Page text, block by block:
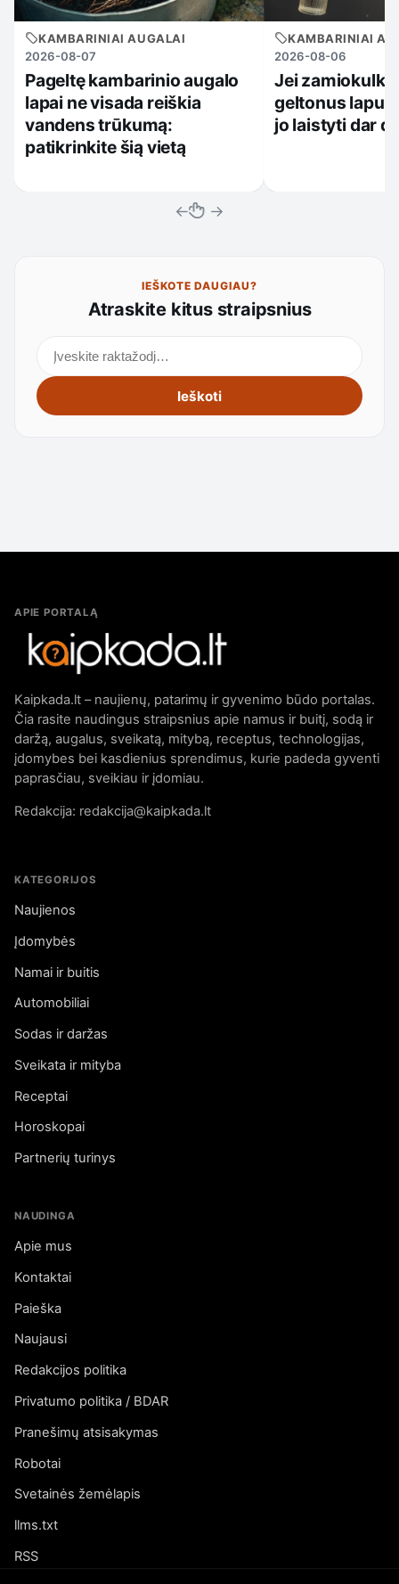
KAMBARINIAI AUGALAI
2026-08-07
Pageltę kambarinio augalo
lapai ne visada reiškia
vandens trūkumą:
patikrinkite šią vietą
KAMBARINIAI
2026-08-06
Jei
geltonus
jo laistyti dar
← →
IEŠKOTE DAUGIAU?
Atraskite kitus straipsnius
Ieškoti
APIE PORTALĄ
Kaipkada.lt – naujienų, patarimų ir gyvenimo būdo portalas.
Čia rasite naudingus straipsnius apie namus ir buitį, sodą ir
daržą, augalus, sveikatą, mitybą, receptus, technologijas,
įdomybes bei kasdienius sprendimus, kurie padeda gyventi
paprasčiau, sveikiau ir įdomiau.
Redakcija: redakcija@kaipkada.lt
KATEGORIJOS
Naujienos
Įdomybės
Namai ir buitis
Automobiliai
Sodas ir daržas
Sveikata ir mityba
Receptai
Horoskopai
Partnerių turinys
NAUDINGA
Apie mus
Kontaktai
Paieška
Naujausi
Redakcijos politika
Privatumo politika / BDAR
Pranešimų atsisakymas
Robotai
Svetainės žemėlapis
llms.txt
RSS